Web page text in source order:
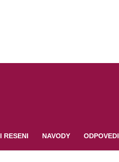
RESENI NAVODY ODPOVEDI